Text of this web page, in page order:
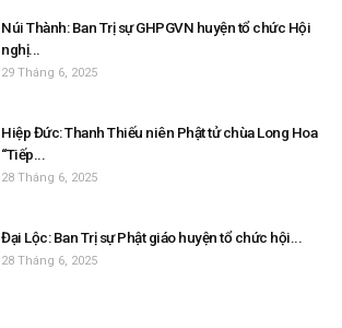
Núi Thành: Ban Trị sự GHPGVN huyện tổ chức Hội
nghị...
29 Tháng 6, 2025
Hiệp Đức: Thanh Thiếu niên Phật tử chùa Long Hoa
“Tiếp...
28 Tháng 6, 2025
Đại Lộc: Ban Trị sự Phật giáo huyện tổ chức hội...
28 Tháng 6, 2025